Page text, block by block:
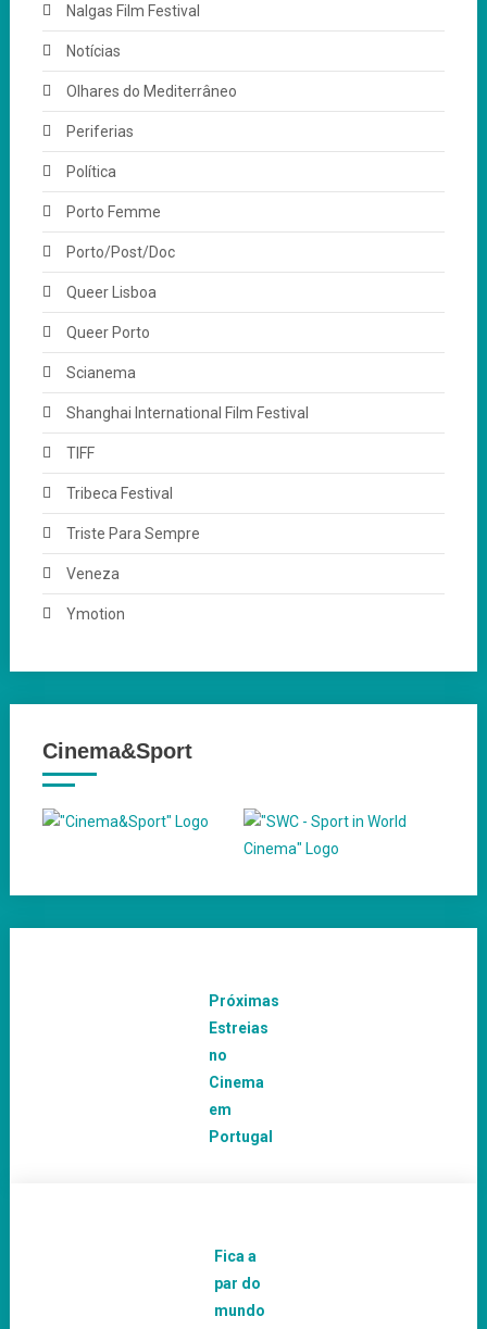
Nalgas Film Festival
Notícias
Olhares do Mediterrâneo
Periferias
Política
Porto Femme
Porto/Post/Doc
Queer Lisboa
Queer Porto
Scianema
Shanghai International Film Festival
TIFF
Tribeca Festival
Triste Para Sempre
Veneza
Ymotion
Cinema&Sport
Próximas
Estreias
no
Cinema
em
Portugal
Fica a
par do
mundo